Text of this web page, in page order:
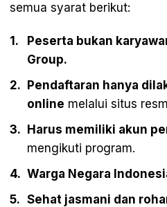
semua syarat berikut:
Peserta bukan
Group.
Pendaftaran hanya
online melalui situs
Harus memiliki akun
mengikuti program.
Warga Negara
Sehat jasmani dan